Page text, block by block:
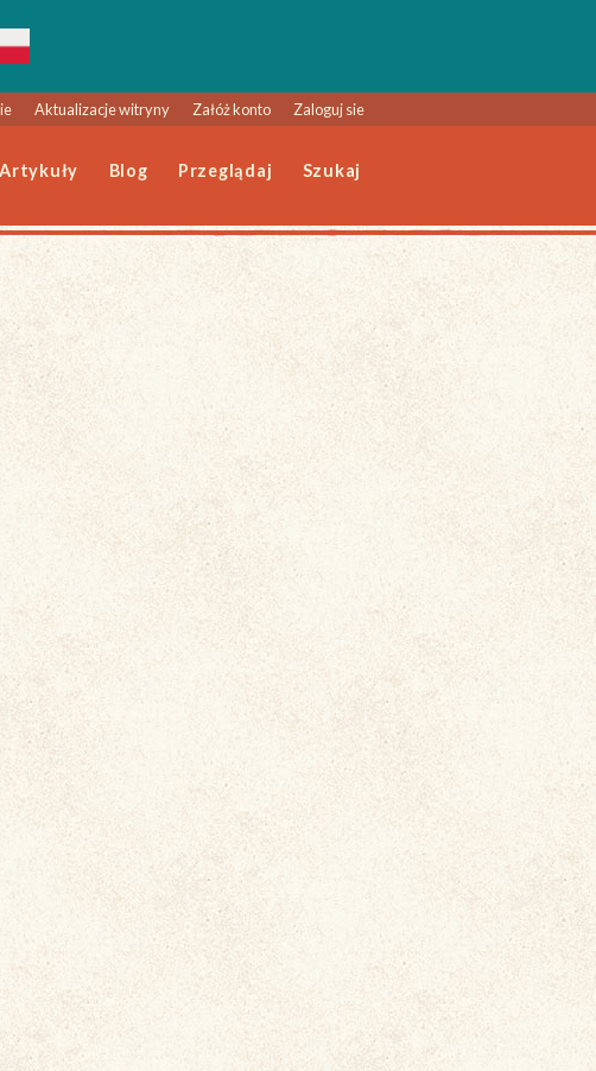
Aktualizacje witryny Załóż konto Zaloguj sie
Artykuły Blog Przeglądaj Szukaj